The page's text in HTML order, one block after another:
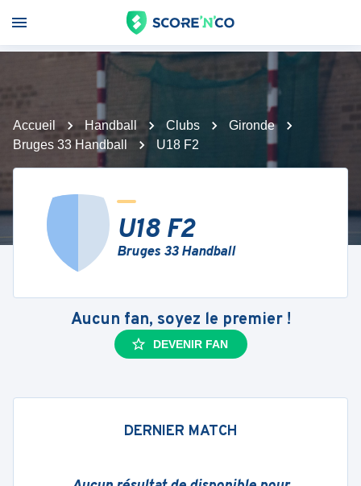
Accueil Handball Clubs
Gironde
Bruges 33 Handball
U18 F2
U18 F2
Bruges 33 Handball
Aucun fan, soyez le premier !
DEVENIR FAN
DERNIER MATCH